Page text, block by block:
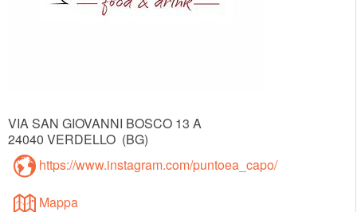
VIA SAN GIOVANNI BOSCO 13 A
24040 VERDELLO (BG)
https://www.instagram.com/puntoea_capo/
Mappa